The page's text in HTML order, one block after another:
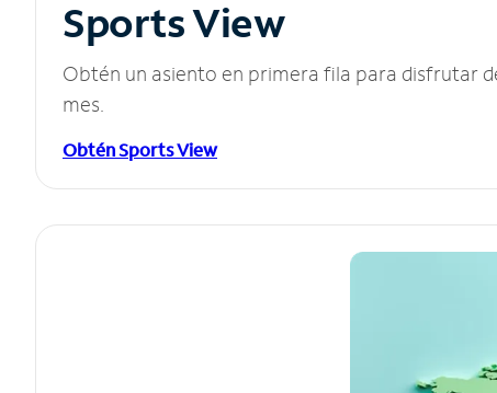
Sports View
Obtén un asiento en primera fila para disfrutar
mes.
Obtén Sports View